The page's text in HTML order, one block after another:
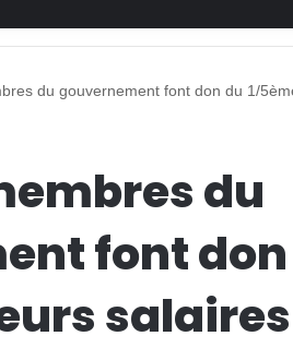
du gouvernement font don du 1/
du
font
salaires